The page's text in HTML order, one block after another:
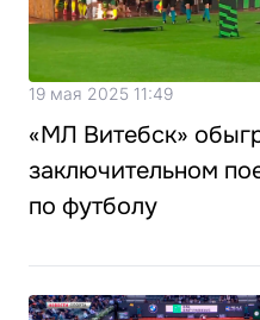
19 мая 2025 11:49
«МЛ Витебск»
заключительном
по футболу